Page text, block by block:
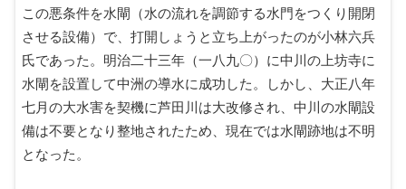
この悪条件を水閘（水の流れを調節する水門をつくり開閉
させる設備）で、打開しょうと立ち上がったのが小林六兵
氏であった。明治二十三年（一八九〇）に中川の上坊寺に
水閘を設置して中洲の導水に成功した。しかし、大正八年
七月の大水害を契機に芦田川は大改修され、中川の水閘設
備は不要となり整地されたため、現在では水閘跡地は不明
となった。